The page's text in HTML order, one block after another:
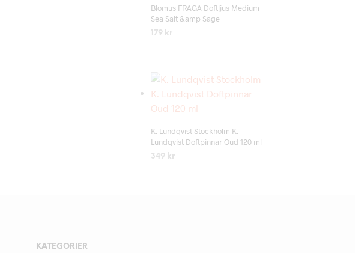
Blomus FRAGA Doftljus Medium
Sea Salt &amp Sage
179 kr
K. Lundqvist Stockholm K.
Lundqvist Doftpinnar Oud 120 ml
349 kr
KATEGORIER